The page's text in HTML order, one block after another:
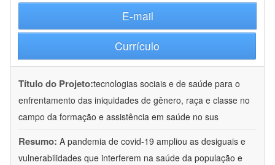
E-mail
Currículo
Título do Projeto:tecnologias sociais e de saúde para o
enfrentamento das iniquidades de gênero, raça e classe no
campo da formação e assistência em saúde no sus
Resumo: A pandemia de covid-19 ampliou as desiguais e
vulnerabilidades que interferem na saúde da população e